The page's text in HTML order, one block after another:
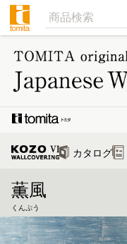
カタログ
薫風
くんぷう